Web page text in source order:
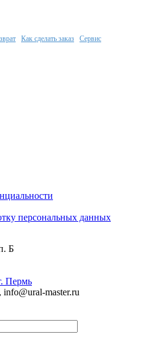
Как сделать заказ Сервис
персональных данных
Б
Пермь
master.ru